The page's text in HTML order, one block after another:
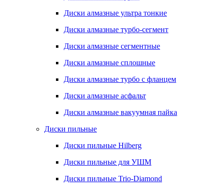
Диски алмазные ультра тонкие
Диски алмазные турбо-сегмент
Диски алмазные сегментные
Диски алмазные сплошные
Диски алмазные турбо с фланцем
Диски алмазные асфальт
Диски алмазные вакуумная пайка
Диски пильные
Диски пильные Hilberg
Диски пильные для УШМ
Диски пильные Trio-Diamond